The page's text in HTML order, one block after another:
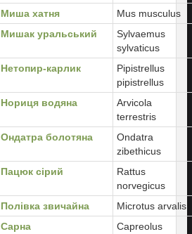
Миша хатня
Mus musculus
Мишак уральський
Sylvaemus
sylvaticus
Нетопир-карлик
Pipistrellus
pipistrellus
Нориця водяна
Arvicola
terrestris
Ондатра болотяна
Ondatra
zibethicus
Пацюк сірий
Rattus
norvegicus
Полівка звичайна
Microtus arvalis
Сарна
Capreolus